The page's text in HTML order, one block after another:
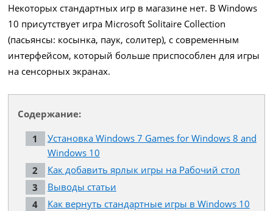
Некоторых стандартных игр в магазине нет. В Windows
10 присутствует игра Microsoft Solitaire Collection
(пасьянсы: косынка, паук, солитер), с современным
интерфейсом, который больше приспособлен для игры
на сенсорных экранах.
Содержание:
Установка Windows 7 Games for Windows 8 and
Windows 10
Как добавить ярлык игры на Рабочий стол
Выводы статьи
Как вернуть стандартные игры в Windows 10